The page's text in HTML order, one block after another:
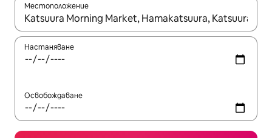
Местоположение
Когато резултатите се покажат, използвайте
Настаняване
Освобождаване